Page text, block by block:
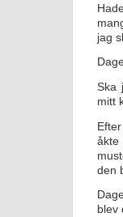
jag
Ska
mitt
åkte
den
blev